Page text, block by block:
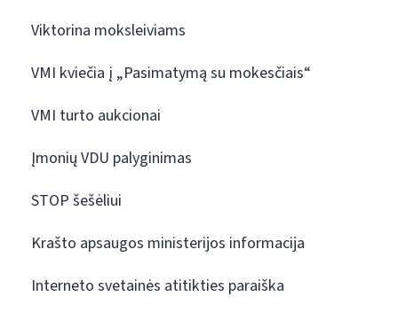
Viktorina moksleiviams
VMI kviečia į „Pasimatymą su mokesčiais“
VMI turto aukcionai
Įmonių VDU palyginimas
STOP šešėliui
Krašto apsaugos ministerijos informacija
Interneto svetainės atitikties paraiška